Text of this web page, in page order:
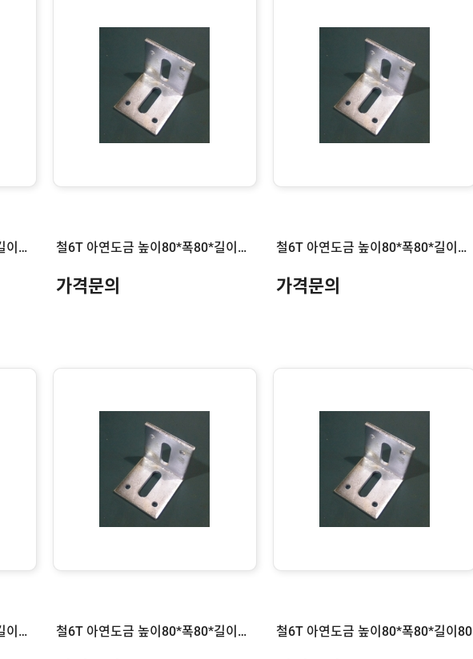
철6T 아연도금 높이80*폭80*길이250 철6T 아연도금 높이80*폭80*길이200
가격문의
철6T 아연도금 높이80*폭80*길이180
가격문의
철6T 아연도금 높이80*폭80*길이120 철6T 아연도금 높이80*폭80*길이100 철6T 아연도금 높이80*폭80*길이80